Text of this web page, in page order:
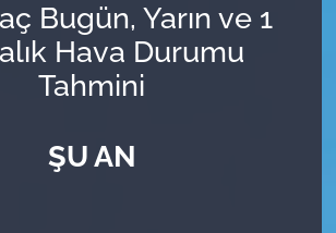
Bugün, Yarın ve 1
Hava Durumu
Tahmini
ŞU AN
Alımı
Durumu ve Fikstür
Haberleri